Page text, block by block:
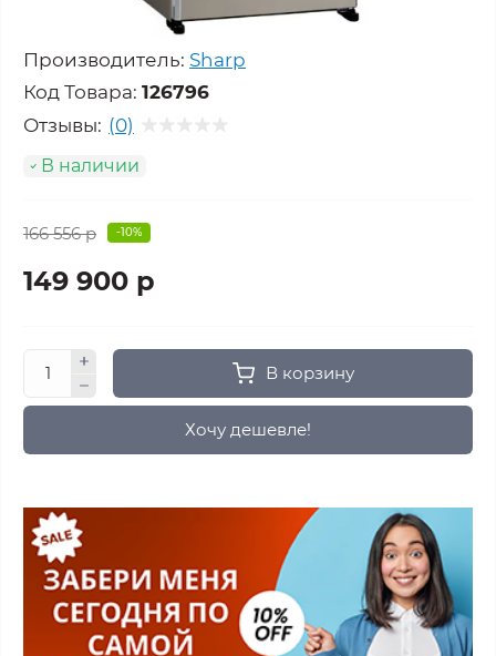
Производитель: Sharp
Код Товара: 126796
Отзывы: (0)
В наличии
166 556 р -10%
149 900 р
В корзину
Хочу дешевле!